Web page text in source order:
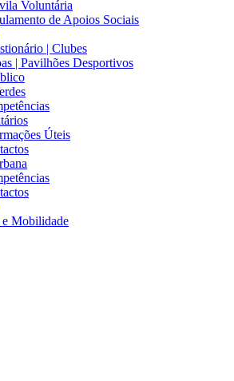
Voluntária
de Apoios Sociais
| Clubes
| Pavilhões Desportivos
Úteis
e Mobilidade